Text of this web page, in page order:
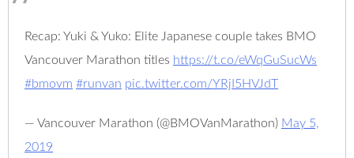
Recap: Yuki & Yuko: Elite Japanese couple takes BMO
Vancouver Marathon titles https://t.co/eWqGuSucWs
#bmovm #runvan pic.twitter.com/YRjI5HVJdT
— Vancouver Marathon (@BMOVanMarathon) May 5,
2019